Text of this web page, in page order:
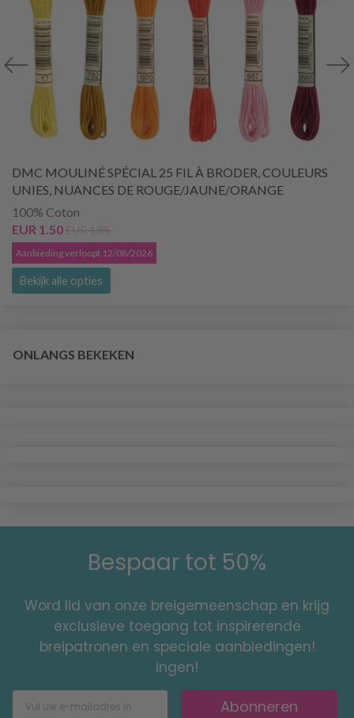
DMC MOULINÉ SPÉCIAL 25 FIL À BRODER, COULEURS
UNIES, NUANCES DE ROUGE/JAUNE/ORANGE
100% Coton
EUR 1.50EUR 1.85
Aanbieding verloopt 12/08/2026
Bekijk alle opties
ONLANGS BEKEKEN
Bespaar tot 50%
Word lid van onze breigemeenschap en krijg
exclusieve toegang tot inspirerende
breipatronen en speciale aanbiedingen!
ingen!
Abonneren